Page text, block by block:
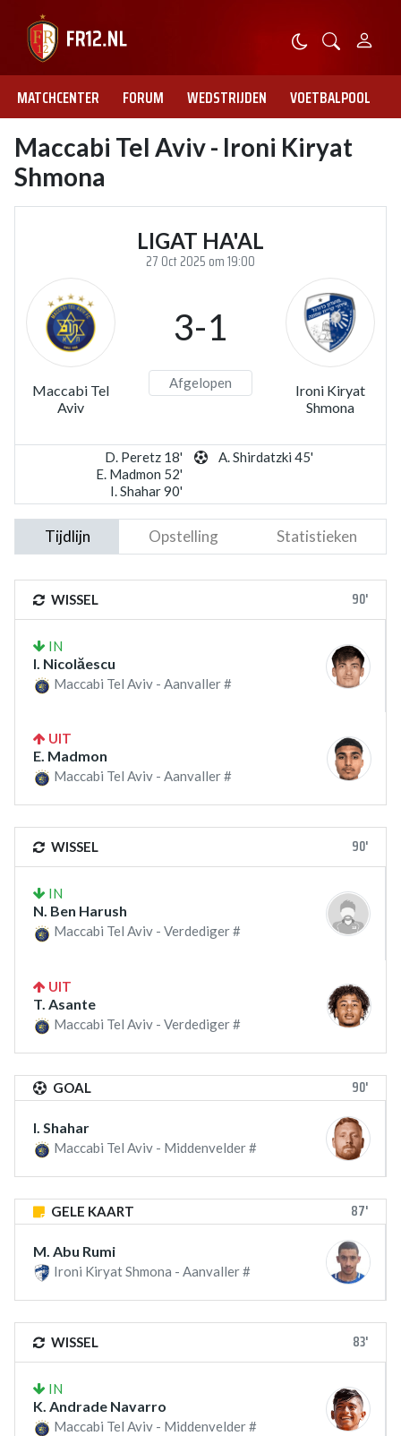
MATCHCENTER FORUM WEDSTRIJDEN VOETBALPOOL
Maccabi Tel Aviv - Ironi Kiryat
Shmona
LIGAT HA'AL
27 Oct 2025 om 19:00
Maccabi Tel
Aviv
3-1
Afgelopen
Ironi Kiryat
Shmona
D. Peretz 18'
E. Madmon 52'
I. Shahar 90'
A. Shirdatzki 45'
Tijdlijn Opstelling Statistieken
WISSEL 90'
IN
I. Nicolăescu
Maccabi Tel Aviv - Aanvaller #
UIT
E. Madmon
Maccabi Tel Aviv - Aanvaller #
WISSEL 90'
IN
N. Ben Harush
Maccabi Tel Aviv - Verdediger #
UIT
T. Asante
Maccabi Tel Aviv - Verdediger #
GOAL 90'
I. Shahar
Maccabi Tel Aviv - Middenvelder #
GELE KAART 87'
M. Abu Rumi
Ironi Kiryat Shmona - Aanvaller #
WISSEL 83'
IN
K. Andrade Navarro
Maccabi Tel Aviv - Middenvelder #